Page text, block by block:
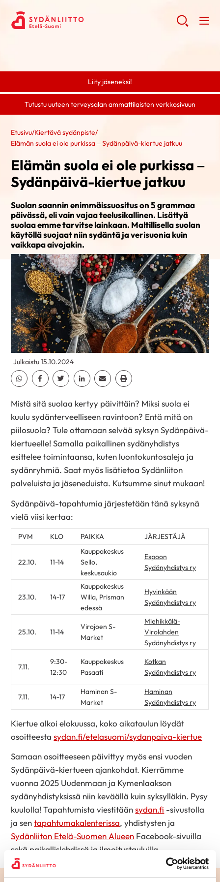
Liity jäseneksi!
Tutustu uuteen terveysalan ammattilaisten verkkosivuun
Etusivu/Kiertävä sydänpiste/
Elämän suola ei ole purkissa – Sydänpäivä-kiertue jatkuu
Elämän suola ei ole purkissa –
Sydänpäivä-kiertue jatkuu
Suolan saannin enimmäissuositus on 5 grammaa
päivässä, eli vain vajaa teelusikallinen. Lisättyä
suolaa emme tarvitse lainkaan. Maltillisella suolan
käytöllä suojaat niin sydäntä ja verisuonia kuin
vaikkapa aivojakin.
Julkaistu 15.10.2024
Jaa Whatsapp
Jaa Facebook
Jaa TwitterJaa Linkedin
Jaa EmailJaa Print
Mistä sitä suolaa kertyy päivittäin? Miksi suola ei
kuulu sydänterveelliseen ravintoon? Entä mitä on
piilosuola? Tule ottamaan selvää syksyn Sydänpäivä-
kiertueelle! Samalla paikallinen sydänyhdistys
esittelee toimintaansa, kuten luontokuntosaleja ja
sydänryhmiä. Saat myös lisätietoa Sydänliiton
palveluista ja jäseneduista. Kutsumme sinut mukaan!
Sydänpäivä-tapahtumia järjestetään tänä syksynä
vielä viisi kertaa:
PVM KLO PAIKKA JÄRJESTÄJÄ
22.10. 11-14
Kauppakeskus
Sello,
keskusaukio
Espoon
Sydänyhdistys ry
23.10. 14-17
Kauppakeskus
Willa, Prisman
edessä
Hyvinkään
Sydänyhdistys ry
25.10. 11-14
Virojoen S-
Market
Miehikkälä-
Virolahden
Sydänyhdistys ry
7.11.
9:30-
12:30
Kauppakeskus
Pasaati
Kotkan
Sydänyhdistys ry
7.11. 14-17
Haminan S-
Market
Haminan
Sydänyhdistys ry
Kiertue alkoi elokuussa, koko aikataulun löydät
osoitteestasydan.fi/etelasuomi/sydanpaiva-kiertue
Samaan osoitteeseen päivittyy myös ensi vuoden
Sydänpäivä-kiertueen ajankohdat. Kierrämme
vuonna 2025 Uudenmaan ja Kymenlaakson
sydänyhdistyksissä niin keväällä kuin syksylläkin. Pysy
kuulolla! Tapahtumista viestitäänsydan.fi -sivustolla
ja sentapahtumakalenterissa, yhdistysten ja
Sydänliiton Etelä-Suomen Alueen Facebook-sivuilla
sekä paikallislehdissä ja ilmoitustauluilla.